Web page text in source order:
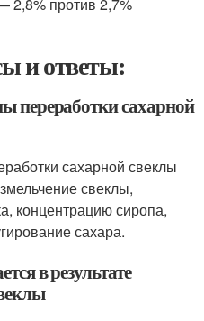
и ответы:
переработки сахарной
сахарной свеклы
свеклы,
концентрацию сиропа,
сахара.
в результате